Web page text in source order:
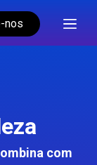
nos
com